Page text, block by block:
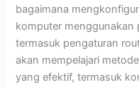
bagaimana
komputer menggunakan
termasuk pengaturan
akan mempelajari
yang efektif, termasuk